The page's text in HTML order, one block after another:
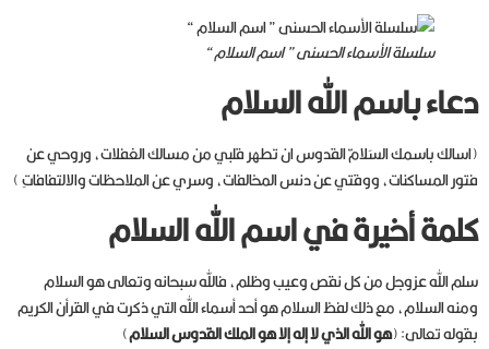
سلسلة الأسماء الحسنى ” اسم السلام “
دعاء باسم الله السلام
(اسالك باسمك السَلامّ القدوس ان تطهر قلبي من مسالك الغفلات، وروحي عن
فتور المساكنات، ووقتي عن دنس المخالفات، وسري عن الملاحظات والالتفافاتِ )
كلمة أخيرة في اسم الله السلام
سلم الله عزوجل من كل نقص وعيب وظلم، فالله سبحانه وتعالى هو السلام
ومنه السلام، مع ذلك لفظ السلام هو أحد أسماء الله التي ذكرت في القرأن الكريم
بقوله تعالى: (هو الله الذي لا إله إلا هو الملك القدوس السلام)